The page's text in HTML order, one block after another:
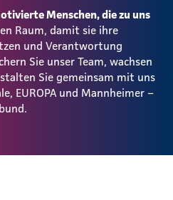
Menschen, die zu uns
Raum, damit sie ihre
und Verantwortung
Sie unser Team, wachsen
Sie gemeinsam mit uns
EUROPA und Mannheimer –